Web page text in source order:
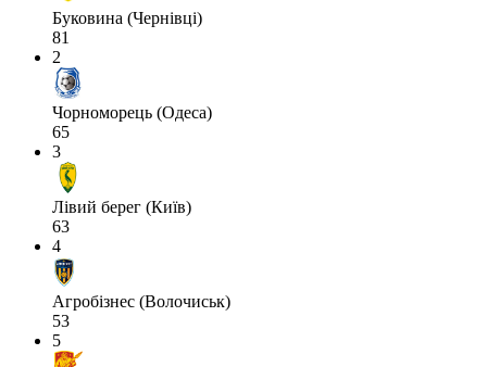
Буковина (Чернівці)
81
2
Чорноморець (Одеса)
65
3
Лівий берег (Київ)
63
4
Агробізнес (Волочиськ)
53
5